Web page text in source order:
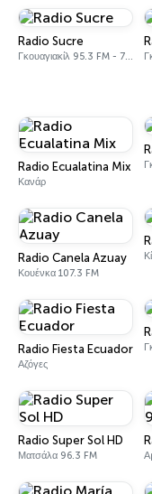
Radio Sucre
Γκουαγιακίλ 95.3 FM - 700 AM
Radio Ecualatina Mix
Κανάρ
Radio Canela Azuay
Κουένκα 107.3 FM
Radio Fiesta Ecuador
Αζόγες
Radio Super Sol HD
Ματσάλα 96.3 FM